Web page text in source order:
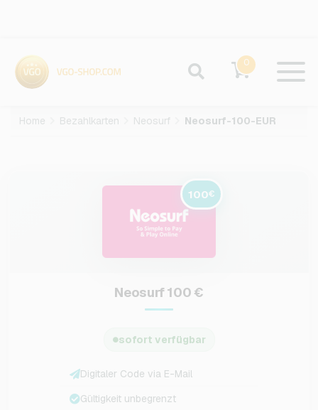
0
Home Bezahlkarten Neosurf Neosurf-100-EUR
100€
Neosurf 100 €
sofort verfügbar
Digitaler Code via E-Mail
Gültigkeit unbegrenzt